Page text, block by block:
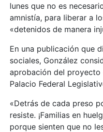
lunes que no es
amnistía, para liberar a
«detenidos de manera
En una publicación que
sociales, González
aprobación del proyecto
Palacio Federal
«Detrás de cada preso
resiste. ¡Familias en
porque sienten que no